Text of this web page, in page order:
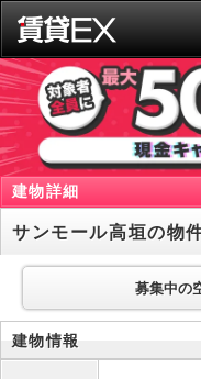
建物詳細
サンモール高垣の物
募集中の
建物情報